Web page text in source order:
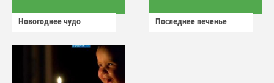
Новогоднее чудо Последнее печенье